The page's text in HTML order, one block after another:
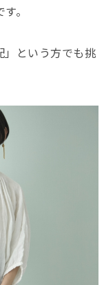
。
」という方でも挑